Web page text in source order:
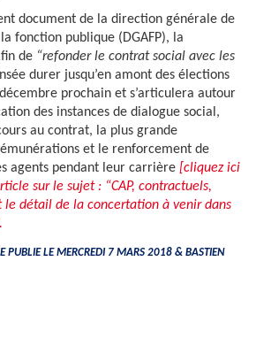
document de la direction générale de
fonction publique (DGAFP), la
de “refonder le contrat social avec les
durer jusqu’en amont des élections
prochain et s’articulera autour
des instances de dialogue social,
au contrat, la plus grande
et le renforcement de
agents pendant leur carrière [cliquez ici
sur le sujet : “CAP, contractuels,
le détail de la concertation à venir dans
PUBLIE LE MERCREDI 7 MARS 2018 & BASTIEN